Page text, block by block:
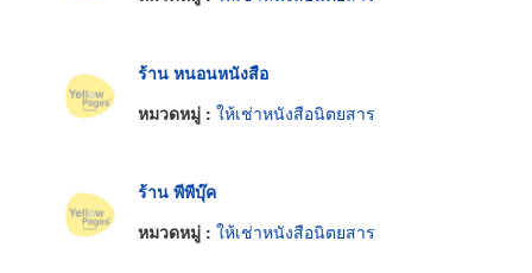
ร้าน หนอนหนังสือ
หมวดหมู่ : ให้เช่าหนังสือนิตยสาร
ร้าน พีพีบุ๊ค
หมวดหมู่ : ให้เช่าหนังสือนิตยสาร